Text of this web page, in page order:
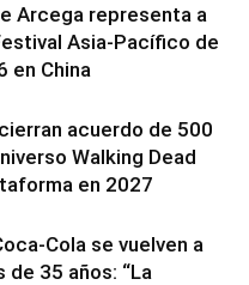
Arcega representa a
Asia-Pacífico de
en China
acuerdo de 500
Walking Dead
en 2027
Cola se vuelven a
de 35 años: “La